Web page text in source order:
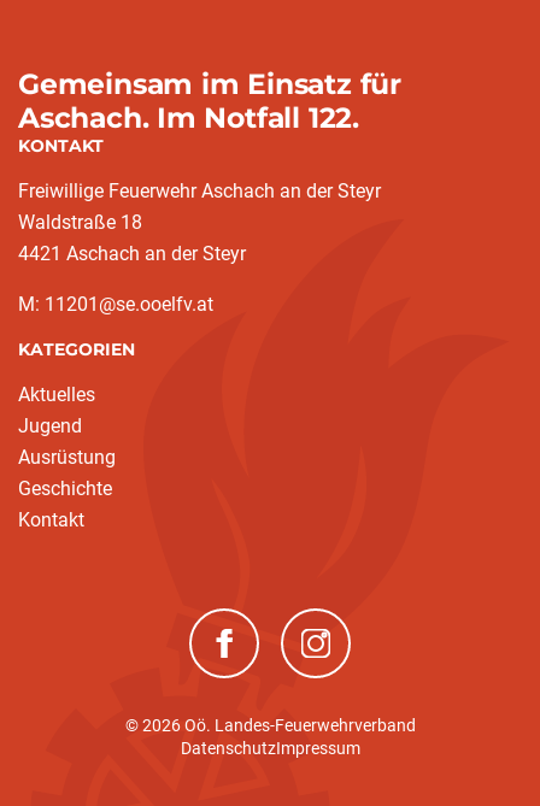
Gemeinsam im Einsatz für
Aschach. Im Notfall 122.
KONTAKT
Freiwillige Feuerwehr Aschach an der Steyr
Waldstraße 18
4421 Aschach an der Steyr
M: 11201@se.ooelfv.at
KATEGORIEN
Aktuelles
Jugend
Ausrüstung
Geschichte
Kontakt
(neues Fenster)(neues Fenster)
© 2026 Oö. Landes-Feuerwehrverband
DatenschutzImpressum